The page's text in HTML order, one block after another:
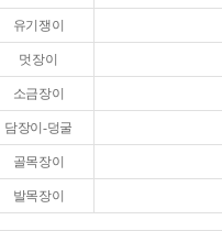
유기쟁이
멋장이
소금장이
담장이-덩굴
골목장이
발목장이